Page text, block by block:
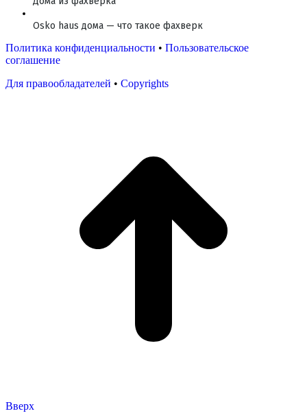
Osko haus дома — что такое фахверк
Политика конфиденциальности • Пользовательское
соглашение
Для правообладателей • Copyrights
Вверх